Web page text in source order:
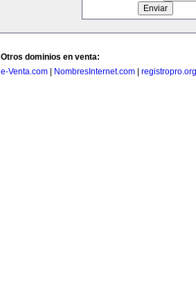
Otros dominios en venta:
e-Venta.com
NombresInternet.com registropro.org